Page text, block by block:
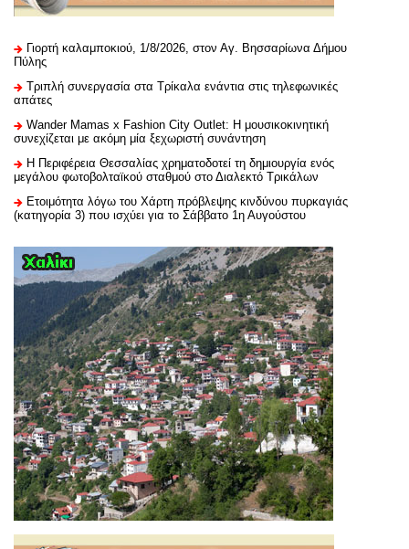
Γιορτή καλαμποκιού, 1/8/2026, στον Αγ. Βησσαρίωνα Δήμου
Πύλης
Τριπλή συνεργασία στα Τρίκαλα ενάντια στις τηλεφωνικές
απάτες
Wander Mamas x Fashion City Outlet: Η μουσικοκινητική
συνεχίζεται με ακόμη μία ξεχωριστή συνάντηση
H Περιφέρεια Θεσσαλίας χρηματοδοτεί τη δημιουργία ενός
μεγάλου φωτοβολταϊκού σταθμού στο Διαλεκτό Τρικάλων
Ετοιμότητα λόγω του Χάρτη πρόβλεψης κινδύνου πυρκαγιάς
(κατηγορία 3) που ισχύει για το Σάββατο 1η Αυγούστου